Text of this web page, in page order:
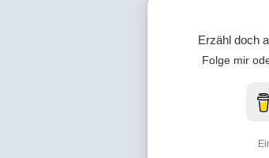
Erzähl doch
Folge mir